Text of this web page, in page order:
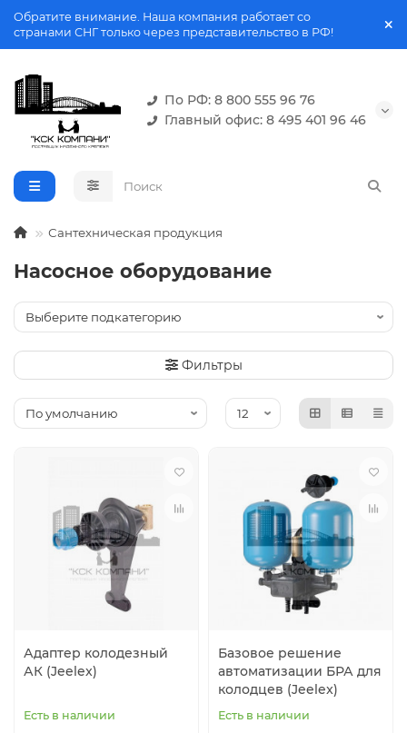
Обратите внимание. Наша компания работает со
странами СНГ только через представительство в РФ!
По РФ: 8 800 555 96 76
Главный офис: 8 495 401 96 46
Сантехническая продукция
Насосное оборудование
Фильтры
Адаптер колодезный
АК (Jeelex)
Есть в наличии
Базовое решение
автоматизации БРА для
колодцев (Jeelex)
Есть в наличии